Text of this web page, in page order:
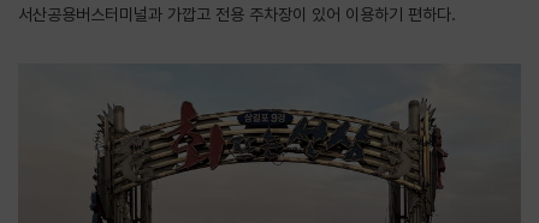
서산공용버스터미널과 가깝고 전용 주차장이 있어 이용하기 편하다.